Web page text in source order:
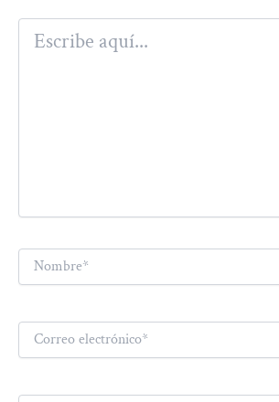
Escribe
aquí...
Nombre*
Correo
electrónico*